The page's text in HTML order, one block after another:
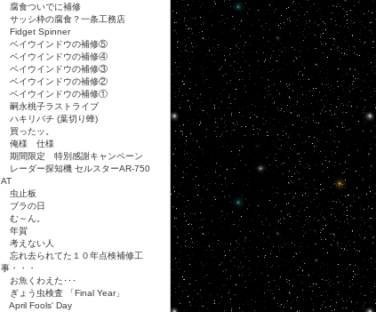
腐食ついでに補修
サッシ枠の腐食？一条工務店
Fidget Spinner
ベイウインドウの補修⑤
ベイウインドウの補修④
ベイウインドウの補修③
ベイウインドウの補修②
ベイウインドウの補修①
嗣永桃子ラストライブ
ハキリバチ (葉切り蜂)
買ったッ。
俺様 仕様
期間限定 特別感謝キャンペーン
レーダー探知機 セルスターAR-750
AT
虫止板
ブラの日
む～ん。
年賀
考えない人
忘れ去られてた１０年点検補修工
事・・・
お魚くわえた･･･
ぎょう虫検査 「Final Year」
April Fools' Day